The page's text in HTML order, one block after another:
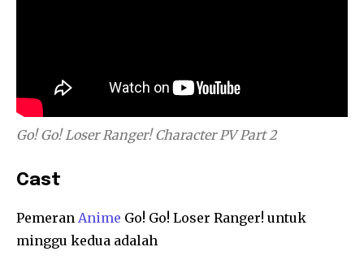
Go! Go! Loser Ranger! Character PV Part 2
Cast
Pemeran Anime Go! Go! Loser Ranger! untuk
minggu kedua adalah